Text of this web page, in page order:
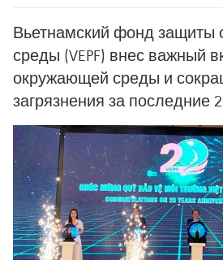
Вьетнамский фонд защиты
среды (VEPF) внес важный
окружающей среды и
загрязнения за последние